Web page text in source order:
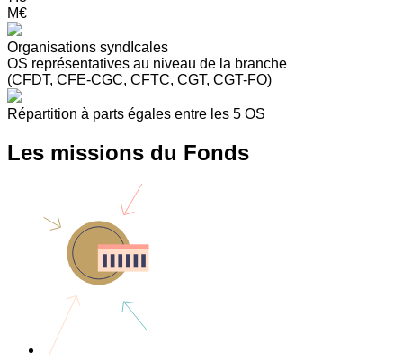
M€
Organisations syndIcales
OS représentatives au niveau de la branche
(CFDT, CFE-CGC, CFTC, CGT, CGT-FO)
Répartition à parts égales entre les 5 OS
Les missions du Fonds